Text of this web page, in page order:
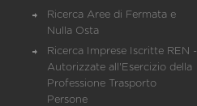
Ricerca Aree di Fermata e
Nulla Osta
Ricerca Imprese Iscritte REN -
Autorizzate all'Esercizio della
Professione Trasporto
Persone